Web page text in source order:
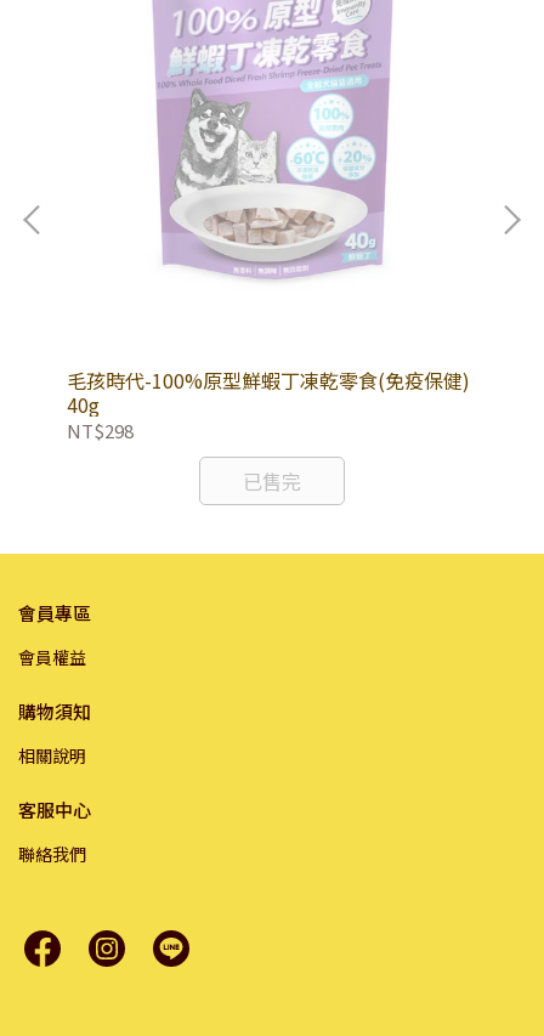
毛孩時代-100%原型鮮蝦丁凍乾零食(免疫保健)
40g
NT$298
已售完
會員專區
會員權益
購物須知
相關說明
客服中心
聯絡我們